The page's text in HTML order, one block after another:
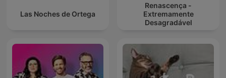
Las Noches de Ortega
Renascença -
Extremamente
Desagradável